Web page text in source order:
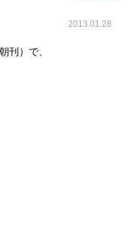
2013.01.28
刊）で、